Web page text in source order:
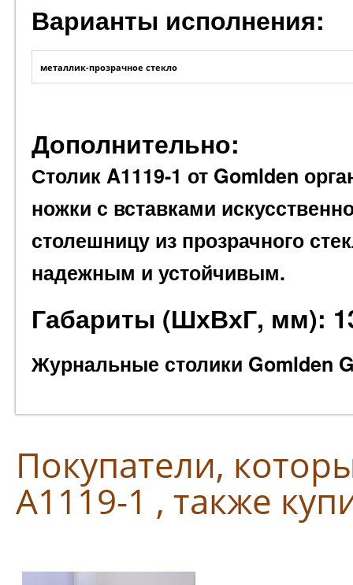
Варианты исполнения:
металлик-прозрачное стекло
Дополнительно:
Столик A1119-1 от Gomlden
ножки с вставками
столешницу из прозрачного
надежным и устойчивым.
Габариты (ШхВхГ, мм):
Журнальные столики Gomlden
Покупатели,
A1119-1 , также